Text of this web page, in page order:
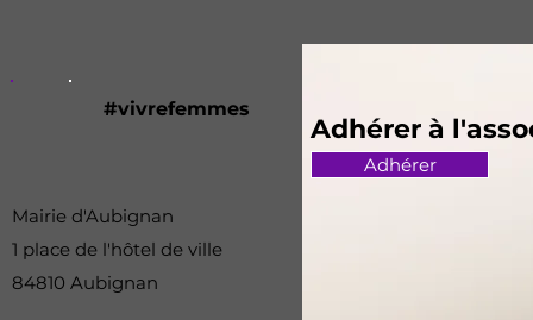
#vivrefemmes
Mairie d'Aubignan
1 place de l'hôtel de ville
84810 Aubignan
Adhérer à
Adhérer